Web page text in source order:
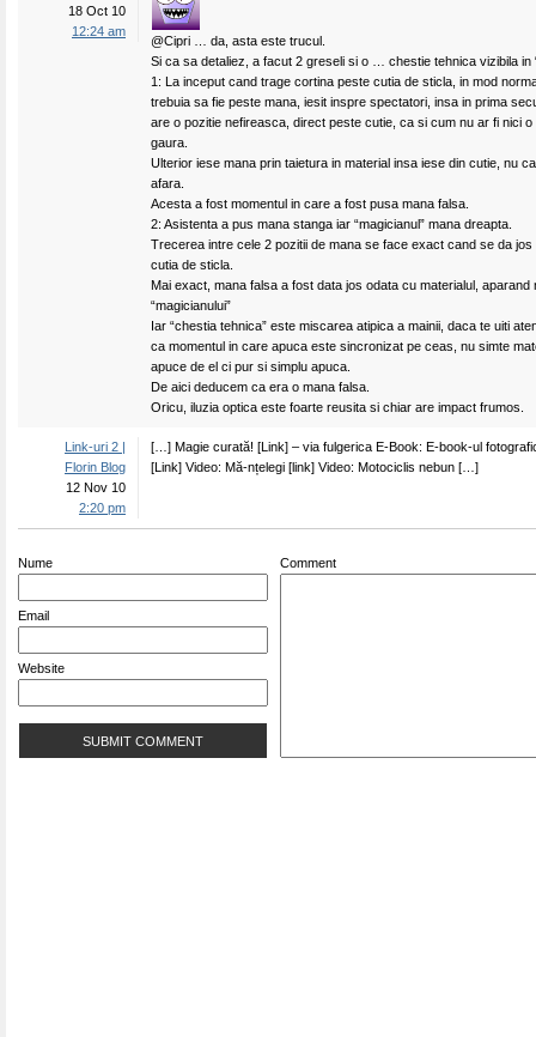
18 Oct 10
12:24 am
@Cipri … da, asta este trucul.
Si ca sa detaliez, a facut 2 greseli si o … chestie tehnica vizibila in
1: La inceput cand trage cortina peste cutia de sticla, in mod
trebuia sa fie peste mana, iesit inspre spectatori, insa in prima
are o pozitie nefireasca, direct peste cutie, ca si cum nu ar fi nici o
gaura.
Ulterior iese mana prin taietura in material insa iese din cutie, nu
afara.
Acesta a fost momentul in care a fost pusa mana falsa.
2: Asistenta a pus mana stanga iar “magicianul” mana dreapta.
Trecerea intre cele 2 pozitii de mana se face exact cand se da jos
cutia de sticla.
Mai exact, mana falsa a fost data jos odata cu materialul, aparand
“magicianului”
Iar “chestia tehnica” este miscarea atipica a mainii, daca te uiti
ca momentul in care apuca este sincronizat pe ceas, nu simte
apuce de el ci pur si simplu apuca.
De aici deducem ca era o mana falsa.
Oricu, iluzia optica este foarte reusita si chiar are impact frumos.
Link-uri 2 |
Florin Blog
12 Nov 10
2:20 pm
[…] Magie curată! [Link] – via fulgerica E-Book: E-book-ul
[Link] Video: Mă-nțelegi [link] Video: Motociclis nebun […]
Nume
Email
Website
Comment